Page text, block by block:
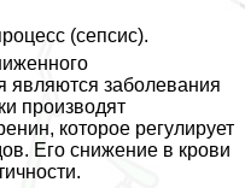
(сепсис).
являются заболевания
производят
которое регулирует
Его снижение в крови